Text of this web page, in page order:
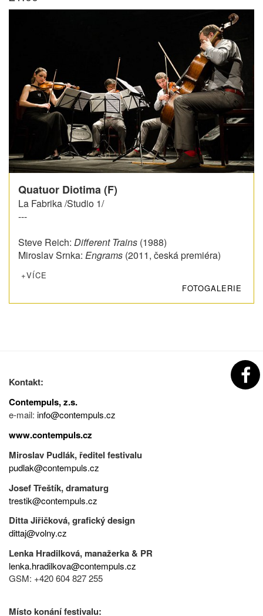
Quatuor Diotima (F)
La Fabrika /Studio 1/
---
Steve Reich: Different Trains (1988)
Miroslav Srnka: Engrams (2011, česká premiéra)
+VÍCE
FOTOGALERIE
Kontakt:
Contempuls, z.s.
e-mail: info@contempuls.cz
www.contempuls.cz
Miroslav Pudlák, ředitel festivalu
pudlak@contempuls.cz
Josef Třeštík, dramaturg
trestik@contempuls.cz
Ditta Jiřičková, grafický design
dittaj@volny.cz
Lenka Hradilková, manažerka & PR
lenka.hradilkova@contempuls.cz
GSM: +420 604 827 255
Místo konání festivalu: